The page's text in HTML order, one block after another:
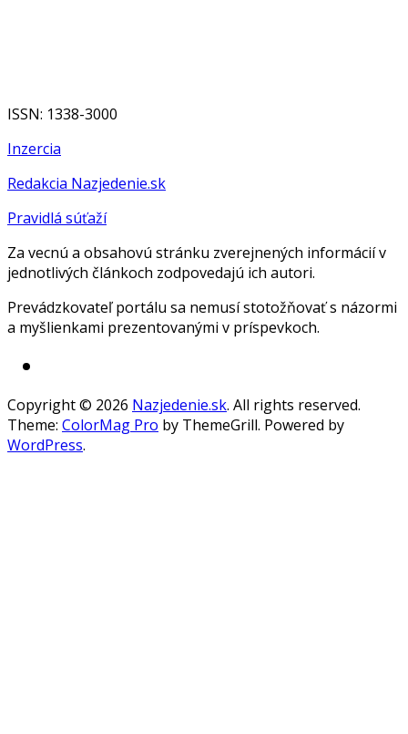
ISSN: 1338-3000
Inzercia
Redakcia Nazjedenie.sk
Pravidlá súťaží
Za vecnú a obsahovú stránku zverejnených informácií v
jednotlivých článkoch zodpovedajú ich autori.
Prevádzkovateľ portálu sa nemusí stotožňovať s názormi
a myšlienkami prezentovanými v príspevkoch.
Copyright © 2026 Nazjedenie.sk. All rights reserved.
Theme: ColorMag Pro by ThemeGrill. Powered by
WordPress.